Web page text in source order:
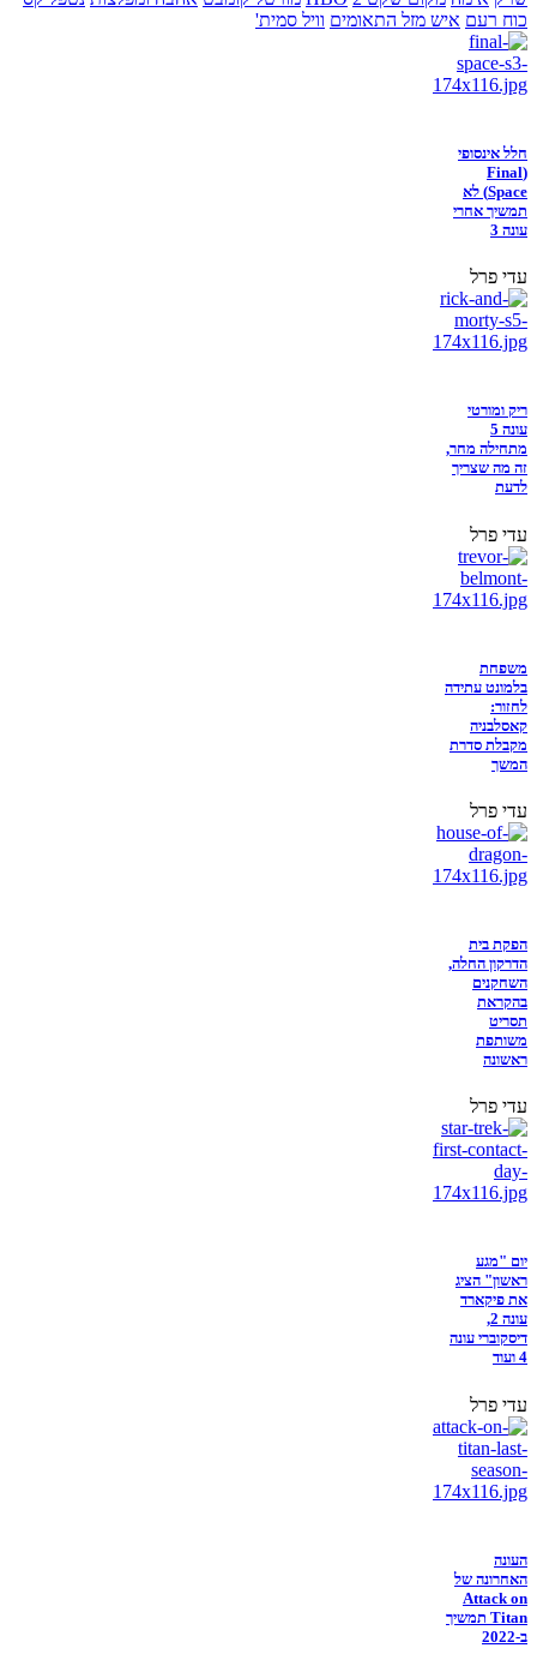
כוח רעם איש מזל התאומים וויל סמית'
חלל אינסופי
(Final
Space) לא
תמשיך אחרי
עונה 3
עדי פרל
ריק ומורטי
עונה 5
מתחילה מחר,
זה מה שצריך
לדעת
עדי פרל
משפחת
בלמונט עתידה
לחזור:
קאסלבניה
מקבלת סדרת
המשך
עדי פרל
הפקת בית
הדרקון החלה,
השחקנים
בהקראת
תסריט
משותפת
ראשונה
עדי פרל
יום "מגע
ראשון" הציג
את פיקארד
עונה 2,
דיסקוברי עונה
4 ועוד
עדי פרל
העונה
האחרונה של
Attack on
Titan תמשיך
ב-2022